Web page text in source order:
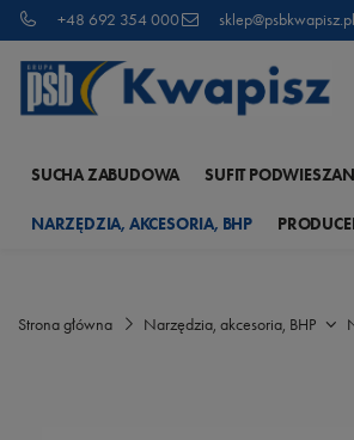
+48 692 354 000 sklep@psbkwapisz.pl
SUCHA ZABUDOWA SUFIT
NARZĘDZIA, AKCESORIA, BHP
Strona główna Narzędzia, akcesoria, BHP